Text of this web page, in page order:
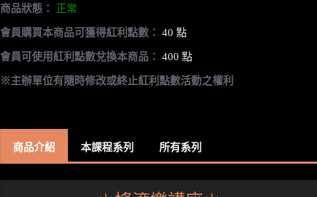
商品狀態： 正常
會員購買本商品可獲得紅利點數： 40 點
會員可使用紅利點數兌換本商品： 400 點
※主辦單位有隨時修改或終止紅利點數活動之權利
商品介紹 本課程系列 所有系列